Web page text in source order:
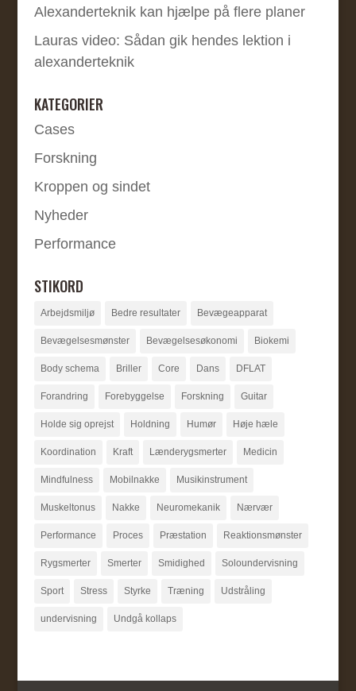
Alexanderteknik kan hjælpe på flere planer
Lauras video: Sådan gik hendes lektion i
alexanderteknik
KATEGORIER
Cases
Forskning
Kroppen og sindet
Nyheder
Performance
STIKORD
Arbejdsmiljø Bedre resultater Bevægeapparat
Bevægelsesmønster Bevægelsesøkonomi Biokemi
Body schema Briller Core Dans DFLAT
Forandring Forebyggelse Forskning Guitar
Holde sig oprejst Holdning Humør Høje hæle
Koordination Kraft Lænderygsmerter Medicin
Mindfulness Mobilnakke Musikinstrument
Muskeltonus Nakke Neuromekanik Nærvær
Performance Proces Præstation Reaktionsmønster
Rygsmerter Smerter Smidighed Soloundervisning
Sport Stress Styrke Træning Udstråling
undervisning Undgå kollaps